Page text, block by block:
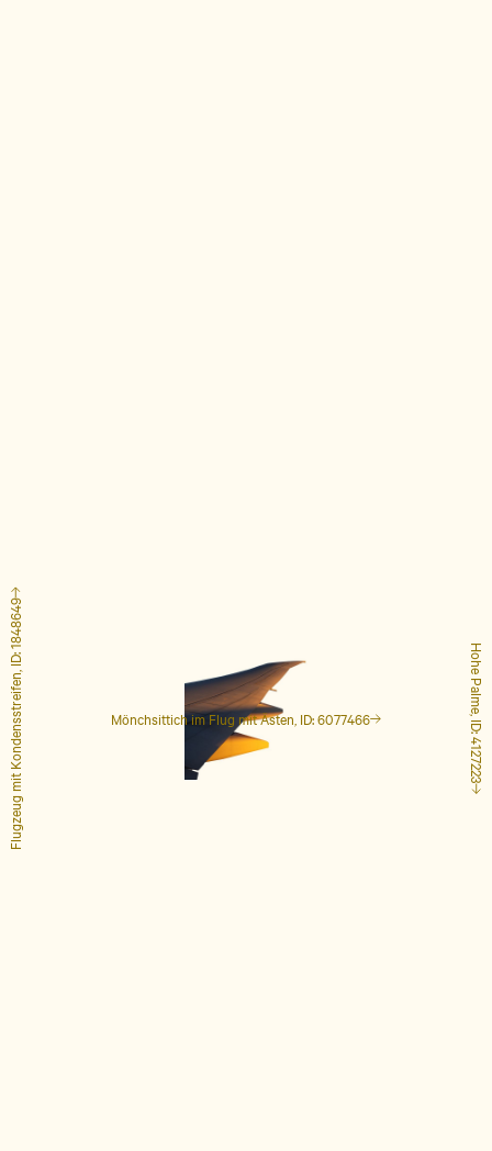
Mönchsittich im Flug mit Ästen, ID: 6077466 Hohe Palme, ID: 4127223
Flugzeug mit Kondensstreifen, ID: 1848649